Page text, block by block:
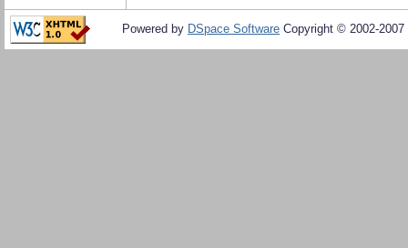
Powered by DSpace Software Copyright © 2002-2007